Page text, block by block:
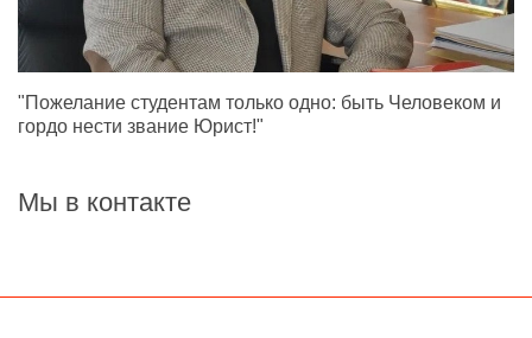
"Пожелание студентам только одно: быть Человеком и
гордо нести звание Юрист!"
Мы в контакте